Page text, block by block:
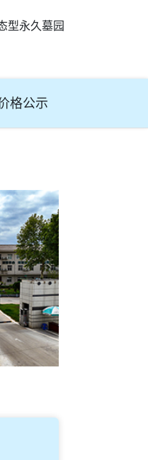
型永久墓园
格公示